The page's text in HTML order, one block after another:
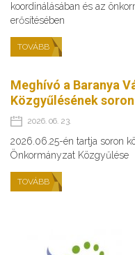
koordinálásában és az
erősítésében
TOVÁBB
Meghívó a Baranya
Közgyűlésének
2026. 06. 23.
2026.06.25-én tartja soron
Önkormányzat Közgyűlése
TOVÁBB